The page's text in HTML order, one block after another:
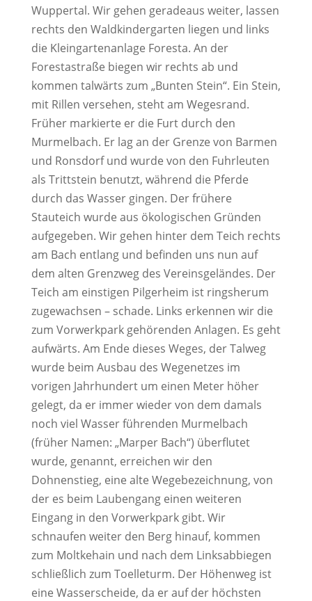
Wuppertal. Wir gehen geradeaus weiter, lassen
rechts den Waldkindergarten liegen und links
die Kleingartenanlage Foresta. An der
Forestastraße biegen wir rechts ab und
kommen talwärts zum „Bunten Stein“. Ein Stein,
mit Rillen versehen, steht am Wegesrand.
Früher markierte er die Furt durch den
Murmelbach. Er lag an der Grenze von Barmen
und Ronsdorf und wurde von den Fuhrleuten
als Trittstein benutzt, während die Pferde
durch das Wasser gingen. Der frühere
Stauteich wurde aus ökologischen Gründen
aufgegeben. Wir gehen hinter dem Teich rechts
am Bach entlang und befinden uns nun auf
dem alten Grenzweg des Vereinsgeländes. Der
Teich am einstigen Pilgerheim ist ringsherum
zugewachsen – schade. Links erkennen wir die
zum Vorwerkpark gehörenden Anlagen. Es geht
aufwärts. Am Ende dieses Weges, der Talweg
wurde beim Ausbau des Wegenetzes im
vorigen Jahrhundert um einen Meter höher
gelegt, da er immer wieder von dem damals
noch viel Wasser führenden Murmelbach
(früher Namen: „Marper Bach“) überflutet
wurde, genannt, erreichen wir den
Dohnenstieg, eine alte Wegebezeichnung, von
der es beim Laubengang einen weiteren
Eingang in den Vorwerkpark gibt. Wir
schnaufen weiter den Berg hinauf, kommen
zum Moltkehain und nach dem Linksabbiegen
schließlich zum Toelleturm. Der Höhenweg ist
eine Wasserscheide, da er auf der höchsten